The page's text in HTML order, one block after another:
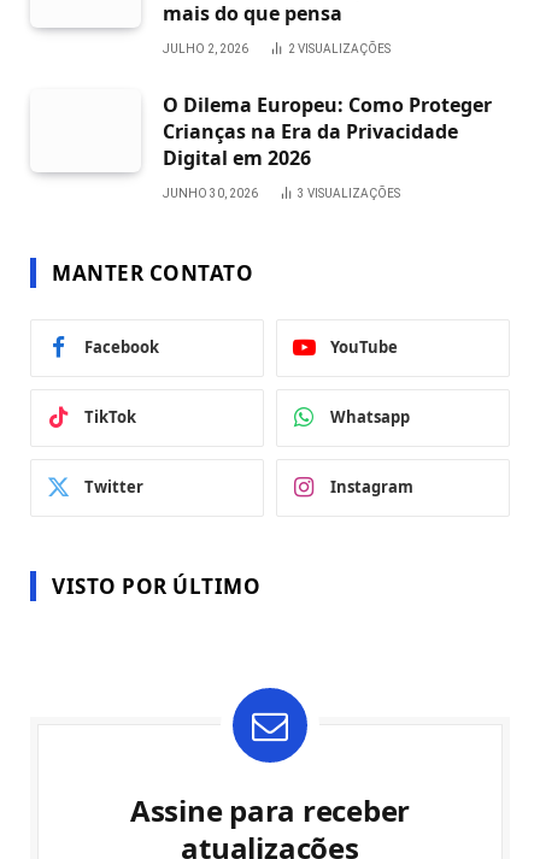
mais do que pensa
JULHO 2, 2026 2 VISUALIZAÇÕES
O Dilema Europeu: Como Proteger
Crianças na Era da Privacidade
Digital em 2026
JUNHO 30, 2026 3 VISUALIZAÇÕES
MANTER CONTATO
Facebook YouTube
TikTok Whatsapp
Twitter Instagram
VISTO POR ÚLTIMO
Assine para receber
atualizações